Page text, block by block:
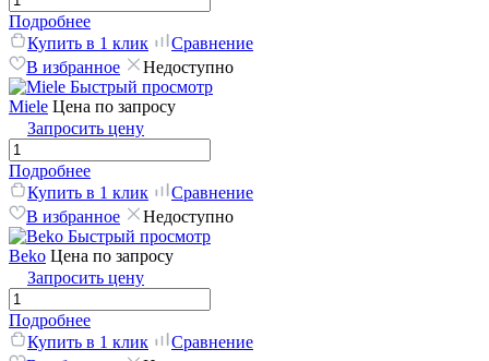
Подробнее
Купить в 1 клик
Сравнение
В избранное
Недоступно
Быстрый просмотр
Miele Цена по запросу
Запросить цену
Подробнее
Купить в 1 клик
Сравнение
В избранное
Недоступно
Быстрый просмотр
Beko Цена по запросу
Запросить цену
Подробнее
Купить в 1 клик
Сравнение